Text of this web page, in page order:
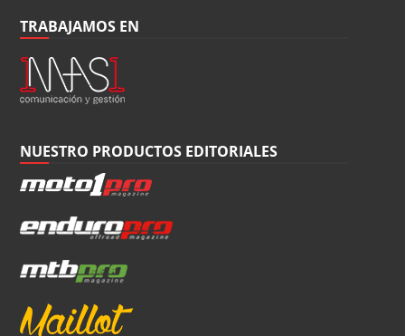
TRABAJAMOS EN
NUESTRO PRODUCTOS EDITORIALES